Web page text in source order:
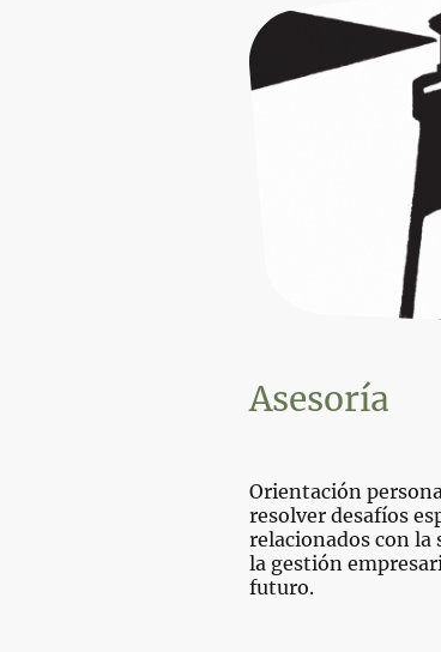
Asesoría
Orientación
resolver desafíos
relacionados con
la gestión
futuro.